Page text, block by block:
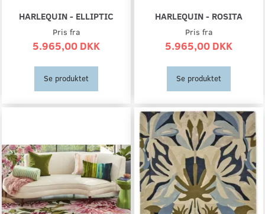
HARLEQUIN - ELLIPTIC
Pris fra
5.965,00 DKK
Se produktet
HARLEQUIN - ROSITA
Pris fra
5.965,00 DKK
Se produktet